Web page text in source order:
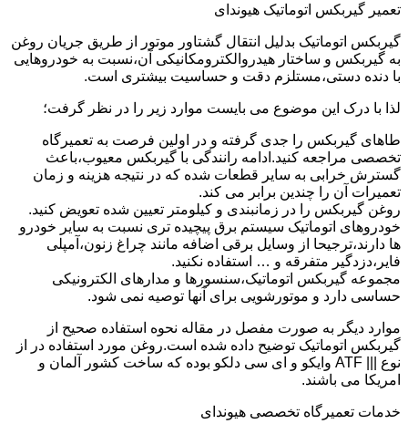
تعمیر گیربکس اتوماتیک هیوندای
گیربکس اتوماتیک بدلیل انتقال گشتاور موتور از طریق جریان روغن
به گیربکس و ساختار هیدروالکترومکانیکی آن،نسبت به خودروهایی
با دنده دستی،مستلزم دقت و حساسیت بیشتری است.
لذا با درک این موضوع می بایست موارد زیر را در نظر گرفت؛
طاهای گیربکس را جدی گرفته و در اولین فرصت به تعمیرگاه
تخصصی مراجعه کنید.ادامه رانندگی با گیربکس معیوب،باعث
گسترش خرابی به سایر قطعات شده که در نتیجه هزینه و زمان
تعمیرات آن را چندین برابر می کند.
روغن گیربکس را در زمانبندی و کیلومتر تعیین شده تعویض کنید.
خودروهای اتوماتیک سیستم برق پیچیده تری نسبت به سایر خودرو
ها دارند،ترجیحا از وسایل برقی اضافه مانند چراغ زنون،آمپلی
فایر،دزدگیر متفرقه و … استفاده نکنید.
مجموعه گیربکس اتوماتیک،سنسورها و مدارهای الکترونیکی
حساسی دارد و موتورشویی برای آنها توصیه نمی شود.
موارد دیگر به صورت مفصل در مقاله نحوه استفاده صحیح از
گیربکس اتوماتیک توضیح داده شده است.روغن مورد استفاده در از
نوع ||| ATF وایکو و ای سی دلکو بوده که ساخت کشور آلمان و
امریکا می باشند.
خدمات تعمیرگاه تخصصی هیوندای